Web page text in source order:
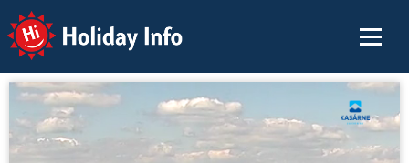
Holiday Info